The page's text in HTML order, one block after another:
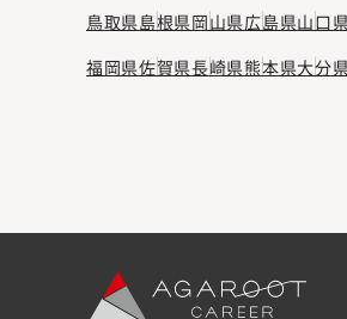
鳥取県島根県岡山県広島県山口
福岡県佐賀県長崎県熊本県大分